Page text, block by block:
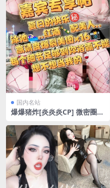
国内名站
爆爆猪炸[炎炎炎CP] 微密圈
B]